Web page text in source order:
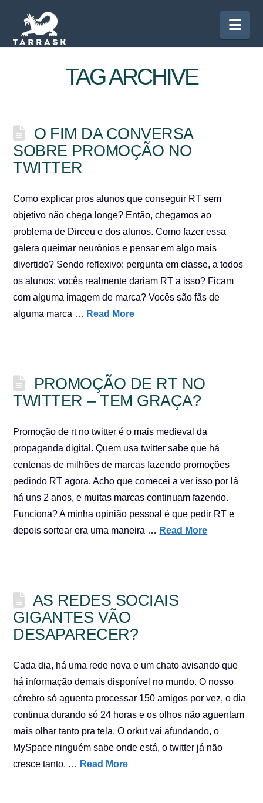
TAG ARCHIVE
O FIM DA CONVERSA
SOBRE PROMOÇÃO NO
TWITTER
Como explicar pros alunos que conseguir RT sem
objetivo não chega longe? Então, chegamos ao
problema de Dirceu e dos alunos. Como fazer essa
galera queimar neurônios e pensar em algo mais
divertido? Sendo reflexivo: pergunta em classe, a todos
os alunos: vocês realmente dariam RT a isso? Ficam
com alguma imagem de marca? Vocês são fãs de
alguma marca … Read More
PROMOÇÃO DE RT NO
TWITTER – TEM GRAÇA?
Promoção de rt no twitter é o mais medieval da
propaganda digital. Quem usa twitter sabe que há
centenas de milhões de marcas fazendo promoções
pedindo RT agora. Acho que comecei a ver isso por lá
há uns 2 anos, e muitas marcas continuam fazendo.
Funciona? A minha opinião pessoal é que pedir RT e
depois sortear era uma maneira … Read More
AS REDES SOCIAIS
GIGANTES VÃO
DESAPARECER?
Cada dia, há uma rede nova e um chato avisando que
há informação demais disponível no mundo. O nosso
cérebro só aguenta processar 150 amigos por vez, o dia
continua durando só 24 horas e os olhos não aguentam
mais olhar tanto pra tela. O orkut vai afundando, o
MySpace ninguém sabe onde está, o twitter já não
cresce tanto, … Read More